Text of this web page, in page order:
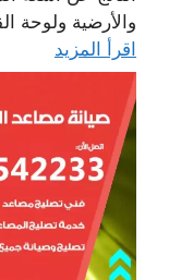
والأرضية ولوحة
اقرأ المزيد